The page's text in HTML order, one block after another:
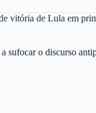
vitória de Lula em
o discurso